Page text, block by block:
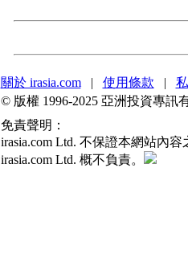
關於 irasia.com| 使用條款 |
© 版權 1996-2025 亞洲投資專訊
免責聲明：
irasia.com Ltd. 不保證本網站內
irasia.com Ltd. 概不負責。